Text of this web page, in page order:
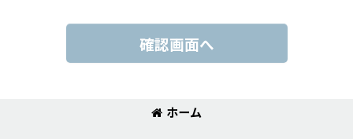
確認画面へ
ホーム